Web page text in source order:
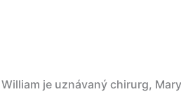
je uznávaný chirurg,